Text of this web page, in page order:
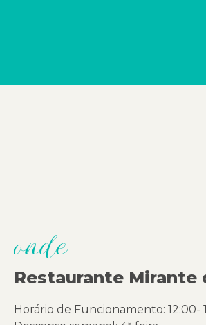
onde
Restaurante Mirante
Horário de Funcionamento: 12:00-